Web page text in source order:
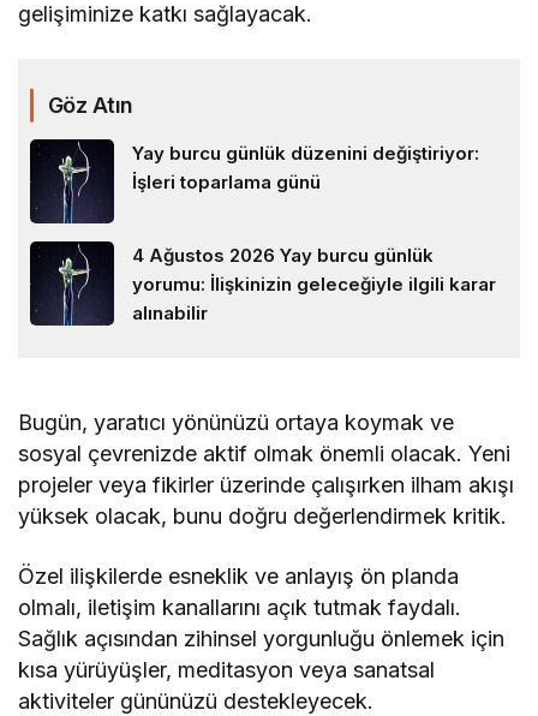
gelişiminize katkı sağlayacak.
Göz Atın
Yay burcu günlük düzenini değiştiriyor:
İşleri toparlama günü
4 Ağustos 2026 Yay burcu günlük
yorumu: İlişkinizin geleceğiyle ilgili karar
alınabilir
Bugün, yaratıcı yönünüzü ortaya koymak ve
sosyal çevrenizde aktif olmak önemli olacak. Yeni
projeler veya fikirler üzerinde çalışırken ilham akışı
yüksek olacak, bunu doğru değerlendirmek kritik.
Özel ilişkilerde esneklik ve anlayış ön planda
olmalı, iletişim kanallarını açık tutmak faydalı.
Sağlık açısından zihinsel yorgunluğu önlemek için
kısa yürüyüşler, meditasyon veya sanatsal
aktiviteler gününüzü destekleyecek.